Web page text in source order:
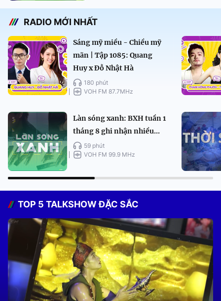
RADIO MỚI NHẤT
Sáng mỹ miều - Chiều mỹ
mãn | Tập 1085: Quang
Huy x Đỗ Nhật Hà
180 phút
VOH FM 87.7MHz
Làn sóng xanh: BXH tuần 1
tháng 8 ghi nhận nhiều...
59 phút
VOH FM 99.9 MHz
TOP 5 TALKSHOW ĐẶC SẮC